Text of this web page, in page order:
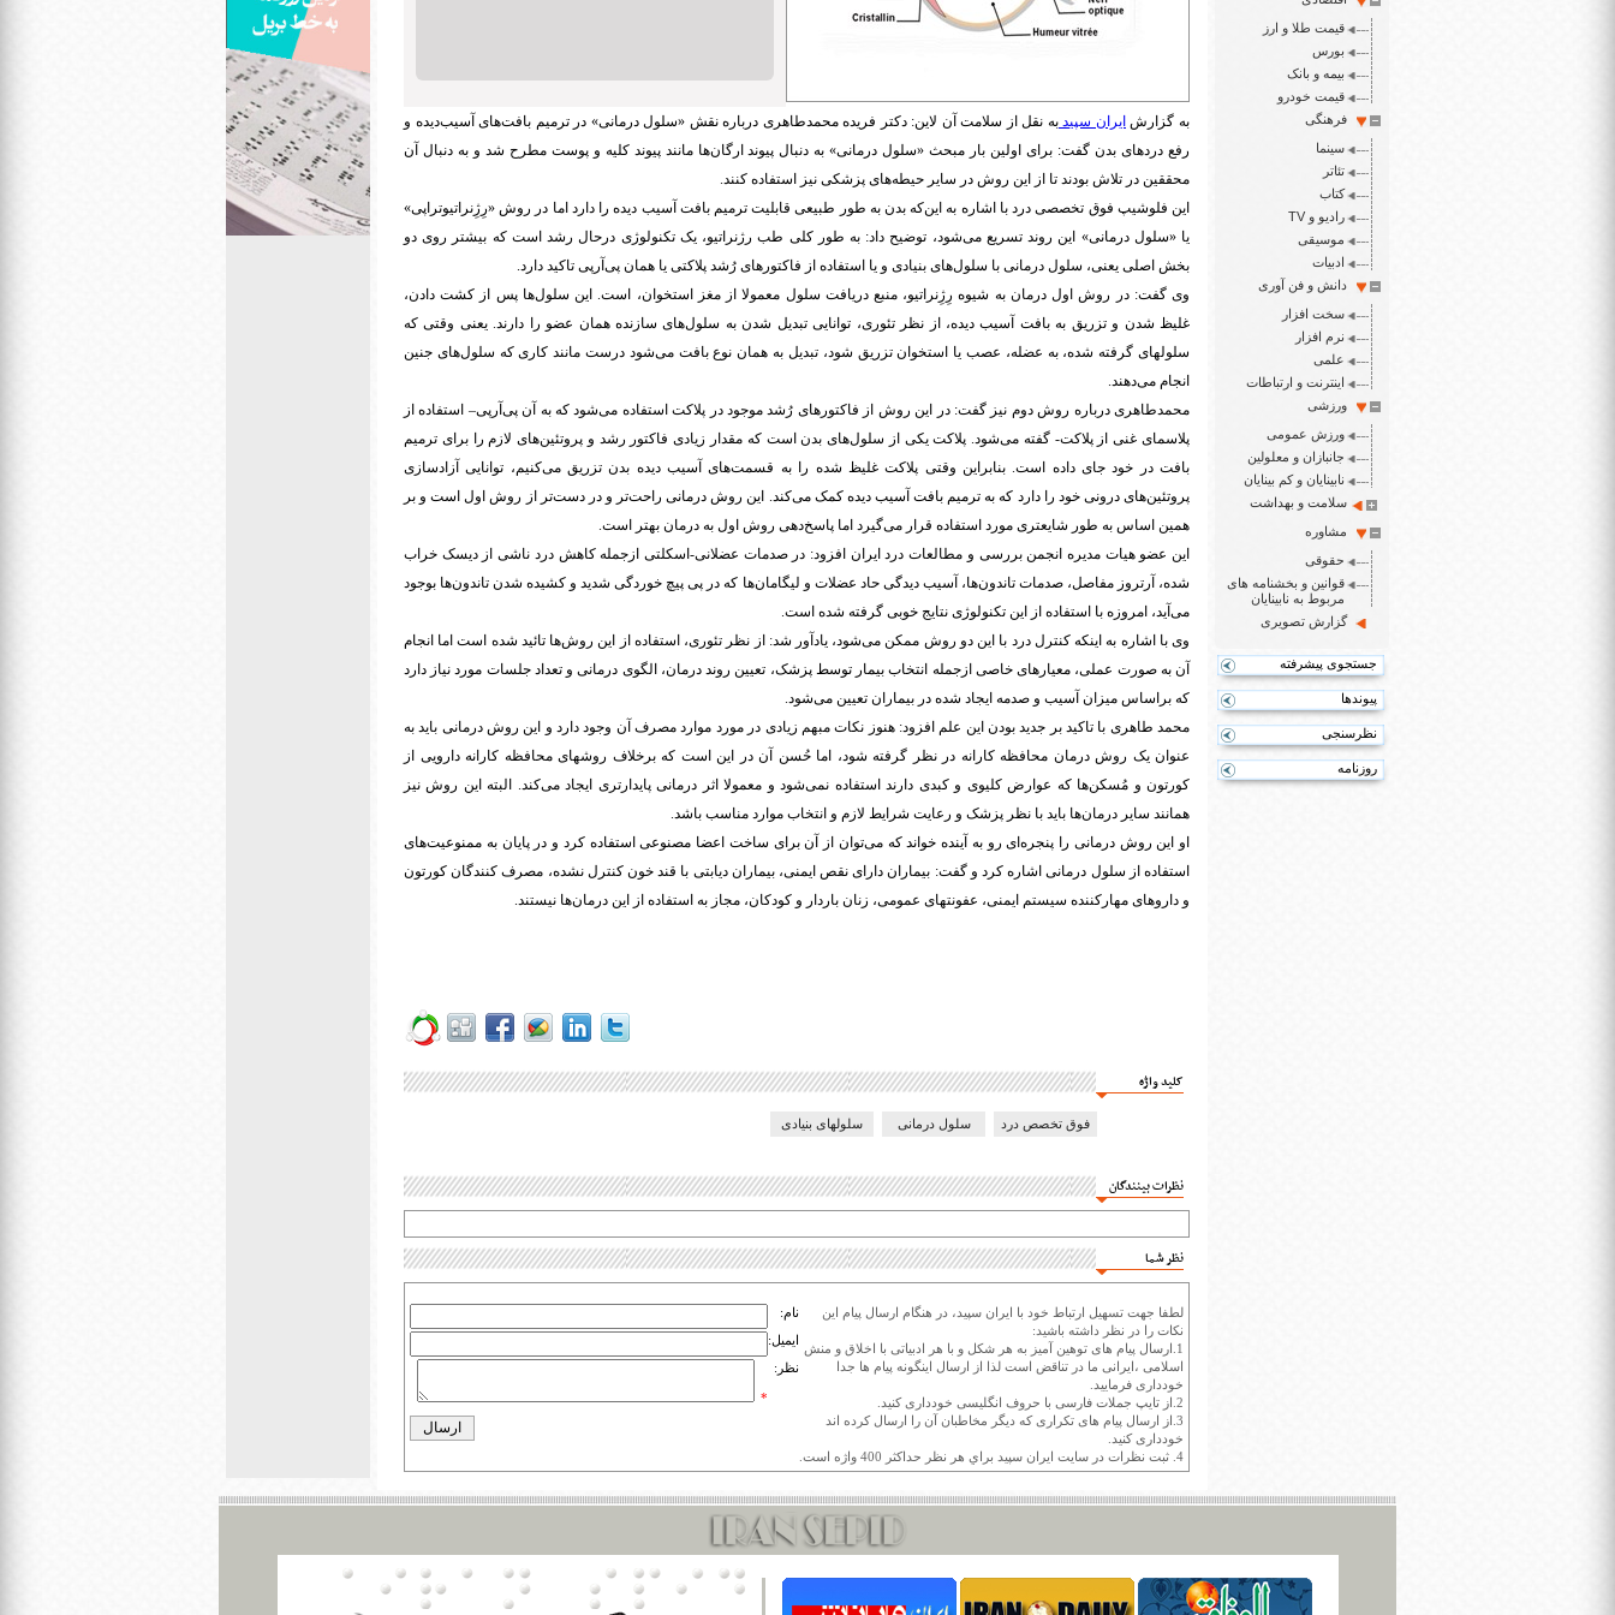
قیمت طلا و ارز
بورس
بیمه و بانک
قیمت خودرو
فرهنگی
سینما
تئاتر
کتاب
رادیو و TV
موسیقی
ادبیات
دانش و فن آوری
سخت افزار
نرم افزار
علمی
اینترنت و ارتباطات
ورزشی
ورزش عمومی
جانبازان و معلولین
نابینایان و کم بینایان
سلامت و بهداشت
مشاوره
حقوقی
قوانین و بخشنامه های
مربوط به نابینایان
گزارش تصویری
جستجوی پیشرفته
پیوندها
نظرسنجی
روزنامه
به گزارش ایران سپیدبه نقل از سلامت آن لاین: دکتر فریده محمدطاهری درباره نقش «سلول درمانی» در ترمیم بافت‌های آسیب‌دیده و
رفع دردهای بدن گفت: برای اولین بار مبحث «سلول درمانی» به دنبال پیوند ارگان‌ها مانند پیوند کلیه و پوست مطرح شد و به دنبال آن
محققین در تلاش بودند تا از این روش در سایر حیطه‌های پزشکی نیز استفاده کنند.
این فلوشیپ فوق تخصصی درد با اشاره به این‌که بدن به طور طبیعی قابلیت ترمیم بافت آسیب دیده را دارد اما در روش «رِژِنراتیوتراپی»
یا «سلول درمانی» این روند تسریع می‌شود، توضیح داد: به طور کلی طب رژنراتیو، یک تکنولوژی درحال رشد است که بیشتر روی دو
بخش اصلی یعنی، سلول درمانی با سلول‌های بنیادی و یا استفاده از فاکتورهای رُشد پلاکتی یا همان پی‌آرپی تاکید دارد.
وی گفت: در روش اول درمان به شیوه رِژِنراتیو، منبع دریافت سلول معمولا از مغز استخوان، است. این سلول‌ها پس از کشت دادن،
غلیظ شدن و تزریق به بافت آسیب دیده، از نظر تئوری، توانایی تبدیل شدن به سلول‌های سازنده همان عضو را دارند. یعنی وقتی که
سلولهای گرفته شده، به عضله، عصب یا استخوان تزریق شود، تبدیل به همان نوع بافت می‌شود درست مانند کاری که سلول‌های جنین
انجام می‌دهند.
محمدطاهری درباره روش دوم نیز گفت: در این روش از فاکتورهای رُشد موجود در پلاکت استفاده می‌شود که به آن پی‌آرپی– استفاده از
پلاسمای غنی از پلاکت- گفته می‌شود. پلاکت یکی از سلول‌های بدن است که مقدار زیادی فاکتور رشد و پروتئین‌های لازم را برای ترمیم
بافت در خود جای داده است. بنابراین وقتی پلاکت غلیظ شده را به قسمت‌های آسیب دیده بدن تزریق می‌کنیم، توانایی آزادسازی
پروتئین‌های درونی خود را دارد که به ترمیم بافت آسیب دیده کمک می‌کند. این روش درمانی راحت‌تر و در دست‌تر از روش اول است و بر
همین اساس به طور شایعتری مورد استفاده قرار می‌گیرد اما پاسخ‌دهی روش اول به درمان بهتر است.
این عضو هیات مدیره انجمن بررسی و مطالعات درد ایران افزود: در صدمات عضلانی-اسکلتی ازجمله کاهش درد ناشی از دیسک خراب
شده، آرتروز مفاصل، صدمات تاندون‌ها، آسیب دیدگی حاد عضلات و لیگامان‌ها که در پی پیچ خوردگی شدید و کشیده شدن تاندون‌ها بوجود
می‌آید، امروزه با استفاده از این تکنولوژی نتایج خوبی گرفته شده است.
وی با اشاره به اینکه کنترل درد با این دو روش ممکن می‌شود، یادآور شد: از نظر تئوری، استفاده از این روش‌ها تائید شده است اما انجام
آن به صورت عملی، معیارهای خاصی ازجمله انتخاب بیمار توسط پزشک، تعیین روند درمان، الگوی درمانی و تعداد جلسات مورد نیاز دارد
که براساس میزان آسیب و صدمه ایجاد شده در بیماران تعیین می‌شود.
محمد طاهری با تاکید بر جدید بودن این علم افزود: هنوز نکات مبهم زیادی در مورد موارد مصرف آن وجود دارد و این روش درمانی باید به
عنوان یک روش درمان محافظه کارانه در نظر گرفته شود، اما حُسن آن در این است که برخلاف روشهای محافظه کارانه دارویی از
کورتون و مُسکن‌ها که عوارض کلیوی و کبدی دارند استفاده نمی‌شود و معمولا اثر درمانی پایدارتری ایجاد می‌کند. البته این روش نیز
همانند سایر درمان‌ها باید با نظر پزشک و رعایت شرایط لازم و انتخاب موارد مناسب باشد.
او این روش درمانی را پنجره‌ای رو به آینده خواند که می‌توان از آن برای ساخت اعضا مصنوعی استفاده کرد و در پایان به ممنوعیت‌های
استفاده از سلول درمانی اشاره کرد و گفت: بیماران دارای نقص ایمنی، بیماران دیابتی با قند خون کنترل نشده، مصرف کنندگان کورتون
و داروهای مهارکننده سیستم ایمنی، عفونتهای عمومی، زنان باردار و کودکان، مجاز به استفاده از این درمان‌ها نیستند.
کلید واژه
فوق تخصص درد سلول درمانی سلولهای بنیادی
نظرات بینندگان
نظر شما
لطفا جهت تسهیل ارتباط خود با ایران سپید، در هنگام ارسال پیام این
نکات را در نظر داشته باشید:
1.ارسال پیام های توهین آمیز به هر شکل و با هر ادبیاتی با اخلاق و منش
اسلامی ،ایرانی ما در تناقض است لذا از ارسال اینگونه پیام ها جدا
خودداری فرمایید.
2.از تایپ جملات فارسی با حروف انگلیسی خودداری کنید.
3.از ارسال پیام های تکراری که دیگر مخاطبان آن را ارسال کرده اند
خودداری کنید.
4. ثبت نظرات در سايت ايران سپيد براي هر نظر حداکثر 400 واژه است.
نام:
ایمیل:
نظر:
*